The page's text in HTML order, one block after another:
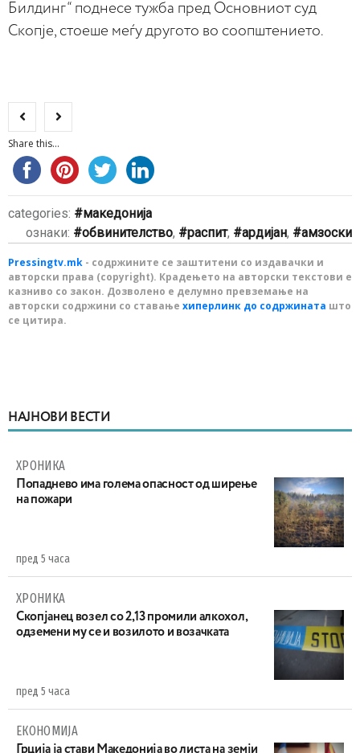
Билдинг“ поднесе тужба пред Основниот суд
Скопје, стоеше меѓу другото во соопштението.
Share this...
categories:
македонија
ознаки:
обвинителство, распит, ардијан, амзоски
Pressingtv.mk - содржините се заштитени со издавачки и
авторски права (copyright). Крадењето на авторски текстови е
казниво со закон. Дозволено е делумно превземање на
авторски содржини со ставање хиперлинк до содржината што
се цитира.
НАЈНОВИ ВЕСТИ
ХРОНИКА
Попаднево има голема опасност од ширење
на пожари
пред 5 часа
ХРОНИКА
Скопјанец возел со 2,13 промили алкохол,
одземени му се и возилото и возачката
пред 5 часа
ЕКОНОМИЈА
Грција ја стави Македонија во листа на земји